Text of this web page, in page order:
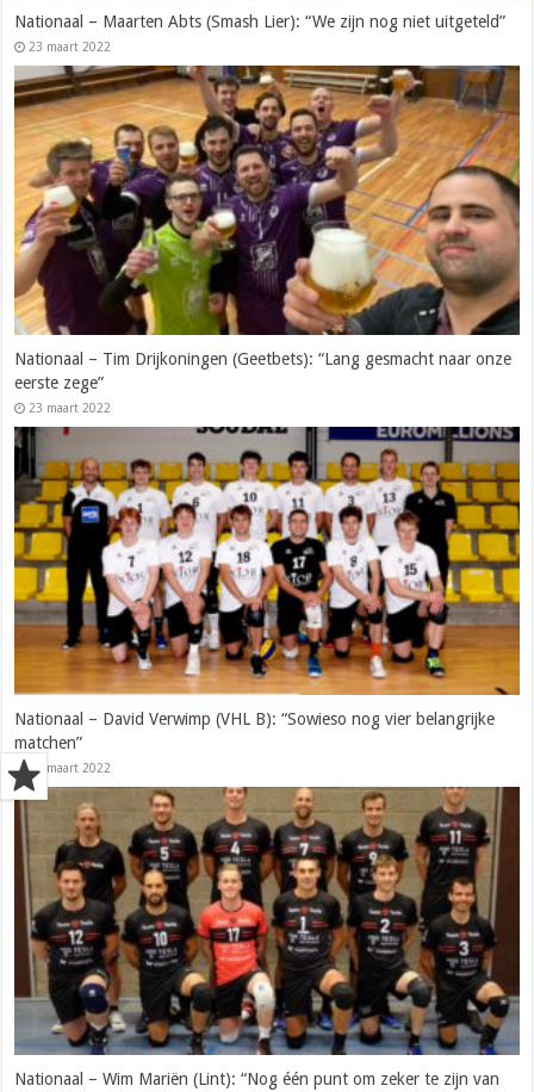
Nationaal – Maarten Abts (Smash Lier): “We zijn nog niet uitgeteld”
23 maart 2022
Nationaal – Tim Drijkoningen (Geetbets): “Lang gesmacht naar onze
eerste zege”
23 maart 2022
Nationaal – David Verwimp (VHL B): “Sowieso nog vier belangrijke
matchen”
22 maart 2022
Nationaal – Wim Mariën (Lint): “Nog één punt om zeker te zijn van